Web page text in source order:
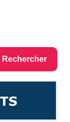
Rechercher